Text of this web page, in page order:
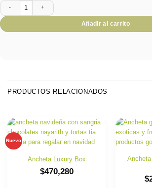
Baúl Alma Gourmet cantidad
Añadir al carrito
PRODUCTOS RELACIONADOS
Nuevo
Ancheta Luxury Box
$470,280
$